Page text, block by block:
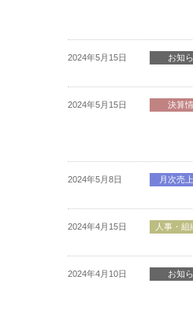
2024年5月15日 お知
2024年5月15日 決算
2024年5月8日 月次売
2024年4月15日 人事・組
2024年4月10日 お知